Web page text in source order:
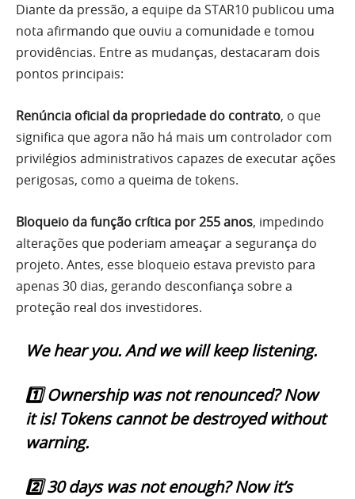
Diante da pressão, a equipe da STAR10 publicou uma
nota afirmando que ouviu a comunidade e tomou
providências. Entre as mudanças, destacaram dois
pontos principais:
Renúncia oficial da propriedade do contrato, o que
significa que agora não há mais um controlador com
privilégios administrativos capazes de executar ações
perigosas, como a queima de tokens.
Bloqueio da função crítica por 255 anos, impedindo
alterações que poderiam ameaçar a segurança do
projeto. Antes, esse bloqueio estava previsto para
apenas 30 dias, gerando desconfiança sobre a
proteção real dos investidores.
We hear you. And we will keep listening.
1️⃣ Ownership was not renounced? Now
it is! Tokens cannot be destroyed without
warning.
2️⃣ 30 days was not enough? Now it’s